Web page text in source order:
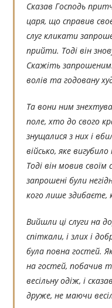
Сказав Господь
царя, що справив
слуг кликати
прийти. Тоді він
Скажіть запрошеним:
волів та годовану
Та вони ним
поле, хто до свого
знущалися з них і
військо, яке
Тоді він мовив
запрошені були
кого лише здибаєте,
Вийшли ці слуги на
спіткали, і злих і
була повна гостей.
на гостей, побачив
весільну одіж, і
друже, не маючи